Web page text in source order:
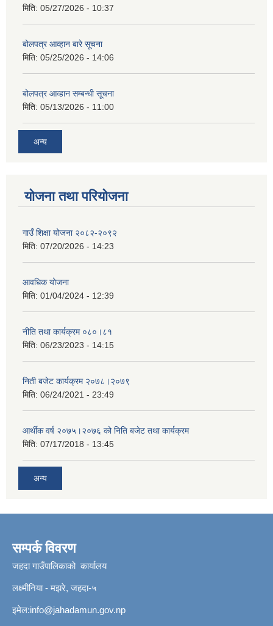
मिति: 05/27/2026 - 10:37
बोलपत्र आव्हान बारे सूचना
मिति: 05/25/2026 - 14:06
बोलपत्र आव्हान सम्बन्धी सूचना
मिति: 05/13/2026 - 11:00
अन्य
योजना तथा परियोजना
गाउँ शिक्षा योजना २०८२-२०९२
मिति: 07/20/2026 - 14:23
आवधिक योजना
मिति: 01/04/2024 - 12:39
नीति तथा कार्यक्रम ०८०।८१
मिति: 06/23/2023 - 14:15
निती बजेट कार्यक्रम २०७८।२०७९
मिति: 06/24/2021 - 23:49
आर्थीक वर्ष २०७५।२०७६ को निति बजेट तथा कार्यक्रम
मिति: 07/17/2018 - 13:45
अन्य
सम्पर्क विवरण
जहदा गाउँपालिकाको कार्यालय
लक्ष्मीनिया - मझरे, जहदा-५
इमेल:info@jahadamun.gov.np